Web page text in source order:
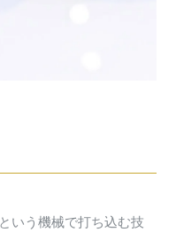
いう機械で打ち込む技